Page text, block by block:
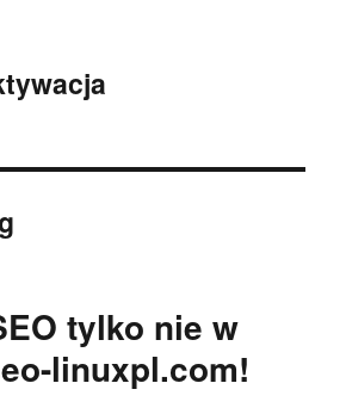
tylko nie w
linuxpl.com!